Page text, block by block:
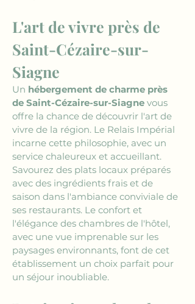
L'art de vivre près de
Saint-Cézaire-sur-
Siagne
Un hébergement de charme près
de Saint-Cézaire-sur-Siagne vous
offre la chance de découvrir l'art de
vivre de la région. Le Relais Impérial
incarne cette philosophie, avec un
service chaleureux et accueillant.
Savourez des plats locaux préparés
avec des ingrédients frais et de
saison dans l'ambiance conviviale de
ses restaurants. Le confort et
l'élégance des chambres de l'hôtel,
avec une vue imprenable sur les
paysages environnants, font de cet
établissement un choix parfait pour
un séjour inoubliable.